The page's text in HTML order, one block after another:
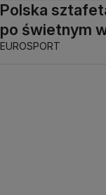
Polska
po świetnym
EUROSPORT